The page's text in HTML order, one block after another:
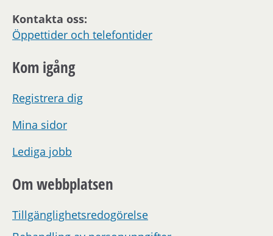
Kontakta oss:
Öppettider och telefontider
Kom igång
Registrera dig
Mina sidor
Lediga jobb
Om webbplatsen
Tillgänglighetsredogörelse